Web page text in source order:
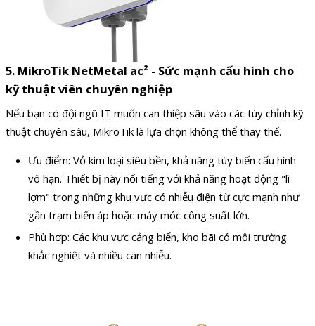
5. MikroTik NetMetal ac² - Sức mạnh cấu hình cho
kỹ thuật viên chuyên nghiệp
Nếu bạn có đội ngũ IT muốn can thiệp sâu vào các tùy chỉnh kỹ
thuật chuyên sâu, MikroTik là lựa chọn không thể thay thế.
Ưu điểm: Vỏ kim loại siêu bền, khả năng tùy biến cấu hình
vô hạn. Thiết bị này nổi tiếng với khả năng hoạt động "lì
lợm" trong những khu vực có nhiễu điện từ cực mạnh như
gần trạm biến áp hoặc máy móc công suất lớn.
Phù hợp: Các khu vực cảng biển, kho bãi có môi trường
khắc nghiệt và nhiều can nhiễu.